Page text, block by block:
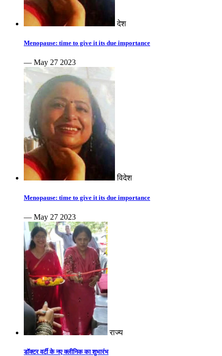
देश
Menopause: time to give it its due importance
— May 27 2023
विदेश
Menopause: time to give it its due importance
— May 27 2023
राज्य
डॉक्टर वर्टी के नए क्लीनिक का शुभारंभ